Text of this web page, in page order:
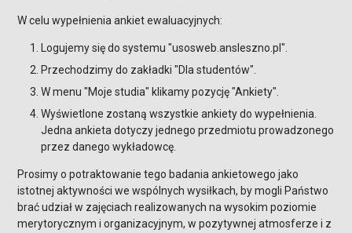
W celu wypełnienia ankiet ewaluacyjnych:
Logujemy się do systemu "usosweb.ansleszno.pl".
Przechodzimy do zakładki "Dla studentów".
W menu "Moje studia" klikamy pozycję "Ankiety".
Wyświetlone zostaną wszystkie ankiety do wypełnienia.
Jedna ankieta dotyczy jednego przedmiotu prowadzonego
przez danego wykładowcę.
Prosimy o potraktowanie tego badania ankietowego jako
istotnej aktywności we wspólnych wysiłkach, by mogli Państwo
brać udział w zajęciach realizowanych na wysokim poziomie
merytorycznym i organizacyjnym, w pozytywnej atmosferze i z